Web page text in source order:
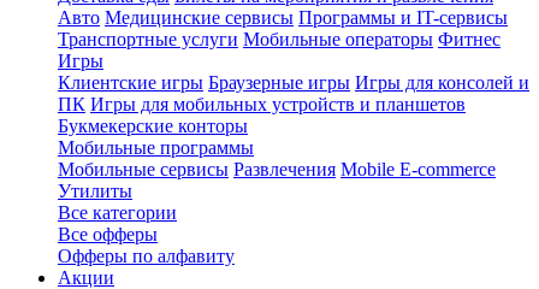
Авто Медицинские сервисы Программы и IT-сервисы
Транспортные услуги Мобильные операторы Фитнес
Игры
Клиентские игры Браузерные игры Игры для консолей и
ПК Игры для мобильных устройств и планшетов
Букмекерские конторы
Мобильные программы
Мобильные сервисы Развлечения Mobile E-commerce
Утилиты
Все категории
Все офферы
Офферы по алфавиту
Акции